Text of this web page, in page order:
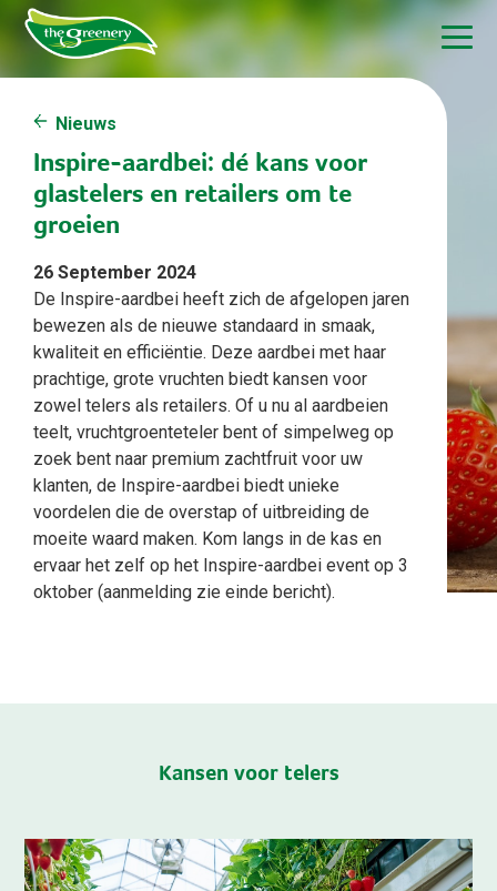
Nieuws
Inspire-aardbei: dé kans voor
glastelers en retailers om te
groeien
26 September 2024
De Inspire-aardbei heeft zich de afgelopen jaren
bewezen als de nieuwe standaard in smaak,
kwaliteit en efficiëntie. Deze aardbei met haar
prachtige, grote vruchten biedt kansen voor
zowel telers als retailers. Of u nu al aardbeien
teelt, vruchtgroenteteler bent of simpelweg op
zoek bent naar premium zachtfruit voor uw
klanten, de Inspire-aardbei biedt unieke
voordelen die de overstap of uitbreiding de
moeite waard maken. Kom langs in de kas en
ervaar het zelf op het Inspire-aardbei event op 3
oktober (aanmelding zie einde bericht).
Kansen voor telers